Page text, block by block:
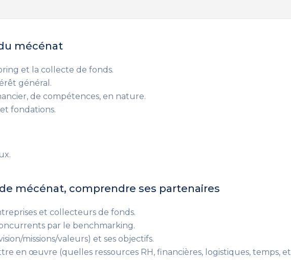
mécénat
et la collecte de fonds.
général.
de compétences, en nature.
fondations.
mécénat, comprendre ses partenaires
et collecteurs de fonds.
par le benchmarking.
missions/valeurs) et ses objectifs.
en œuvre (quelles ressources RH, financières, logistiques, temps,